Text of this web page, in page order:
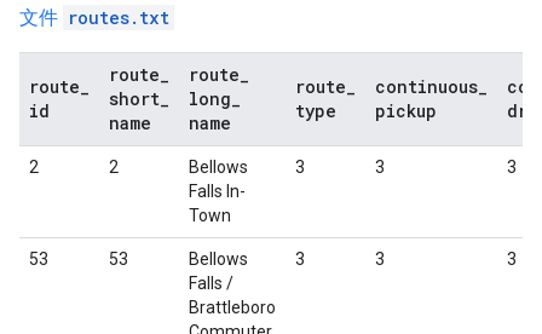
文件 routes.txt
route
id
route
short
name
route
long
name
route
type
continuous
pickup
2 2
Bellows
Falls In-
Town
3 3 3
53 53
Bellows
Falls /
Brattleboro
3 3 3